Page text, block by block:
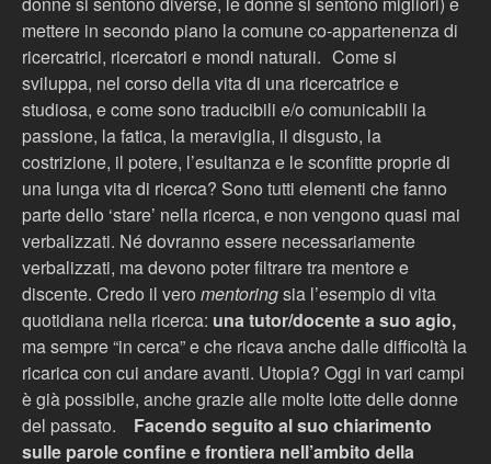
mettere in secondo piano la comune co-appartenenza di
ricercatrici, ricercatori e mondi naturali. Come si
sviluppa, nel corso della vita di una ricercatrice e
studiosa, e come sono traducibili e/o comunicabili la
passione, la fatica, la meraviglia, il disgusto, la
costrizione, il potere, l’esultanza e le sconfitte proprie di
una lunga vita di ricerca? Sono tutti elementi che fanno
parte dello ‘stare’ nella ricerca, e non vengono quasi mai
verbalizzati. Né dovranno essere necessariamente
verbalizzati, ma devono poter filtrare tra mentore e
discente. Credo il vero mentoringsia l’esempio di vita
quotidiana nella ricerca: una tutor/docente a suo agio,
ma sempre “in cerca” e che ricava anche dalle difficoltà la
ricarica con cui andare avanti. Utopia? Oggi in vari campi
è già possibile, anche grazie alle molte lotte delle donne
del passato.
Facendo seguito al suo chiarimento
sulle parole confine e frontiera nell’ambito della